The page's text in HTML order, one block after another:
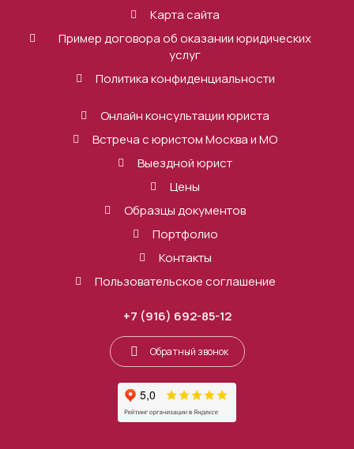
Карта сайта
Пример договора об оказании юридических
услуг
Политика конфиденциальности
Онлайн консультации юриста
Встреча с юристом Москва и МО
Выездной юрист
Цены
Образцы документов
Портфолио
Контакты
Пользовательское соглашение
+7 (916) 692-85-12
Обратный звонок